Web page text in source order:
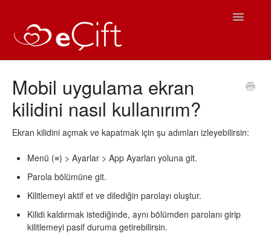
Toggle
eÇift Kullanım
Sıkça Sorulan Sorular
iOS Yardım
Android Yardım
İletişim
Mobil uygulama ekran
kilidini nasıl kullanırım?
Ekran kilidini açmak ve kapatmak için şu adımları izleyebilirsin:
Menü (≡) > Ayarlar > App Ayarları yoluna git.
Parola bölümüne git.
Kilitlemeyi aktif et ve dilediğin parolayı oluştur.
Kilidi kaldırmak istediğinde, aynı bölümden parolanı girip
kilitlemeyi pasif duruma getirebilirsin.